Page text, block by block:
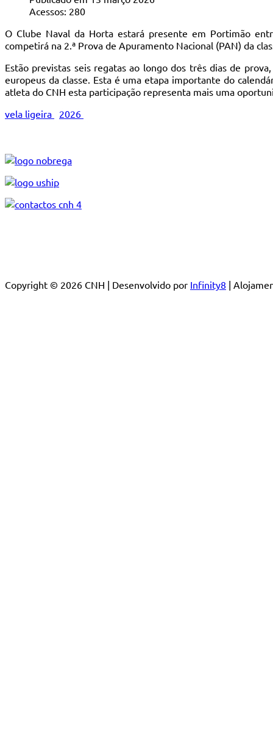
Acessos: 280
O Clube Naval da Horta estará presente em Portimão
competirá na 2.ª Prova de Apuramento Nacional (PAN) da
Estão previstas seis regatas ao longo dos três dias de
europeus da classe. Esta é uma etapa importante do
atleta do CNH esta participação representa mais uma
vela ligeira
2026
Copyright © 2026 CNH | Desenvolvido por Infinity8 |